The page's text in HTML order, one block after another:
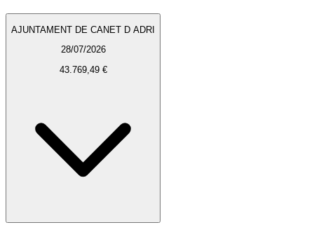
AJUNTAMENT DE CANET D ADRI
28/07/2026
43.769,49 €